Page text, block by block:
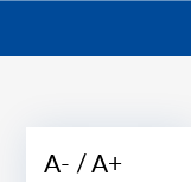
A- A+